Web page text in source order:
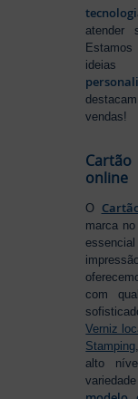
atender
vendas!
online
O
marca
com
Verniz
Stamping
alto